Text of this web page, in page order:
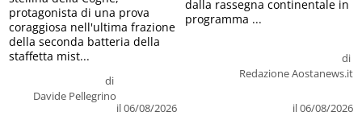
di
Davide Pellegrino
il 06/08/2026
protagonista di una prova
coraggiosa nell'ultima frazione
della seconda batteria della
staffetta mist...
di
Redazione Aostanews.it
il 06/08/2026
dalla rassegna continentale in
programma ...